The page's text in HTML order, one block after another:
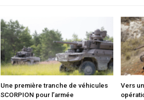
Une première tranche de véhicules
SCORPION pour l’armée
Vers